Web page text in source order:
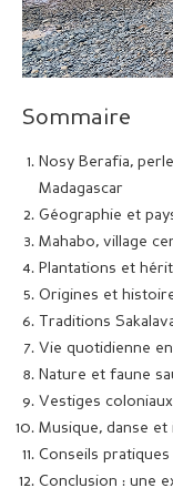
Sommaire
Nosy Berafia,
Madagascar
Géographie et
Mahabo, village
Plantations et
Origines et
Traditions
Vie quotidienne
Nature et faune
Vestiges
Musique, danse
Conseils
Conclusion : une